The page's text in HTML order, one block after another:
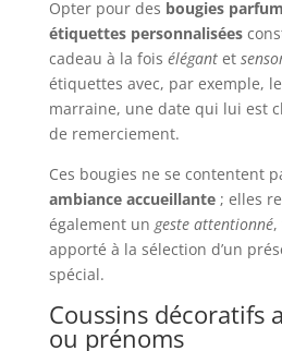
Opter pour des bougies
étiquettes personnalisées
cadeau à la fois élégantet
étiquettes avec, par exemple,
marraine, une date qui lui est
de remerciement.
Ces bougies ne se contentent
ambiance accueillante; elles
également un geste attentionné,
apporté à la sélection d’un
spécial.
Coussins décoratifs
ou prénoms